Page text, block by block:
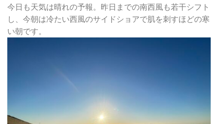
今日も天気は晴れの予報。昨日までの南西風も若干シフト
し、今朝は冷たい西風のサイドショアで肌を刺すほどの寒
い朝です。